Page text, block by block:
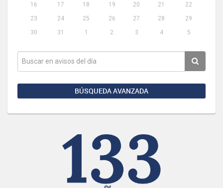
16
17 18 19 20 21
22
23
24 25 26 27 28
29
30
31 1 2 3 4 5
BÚSQUEDA AVANZADA